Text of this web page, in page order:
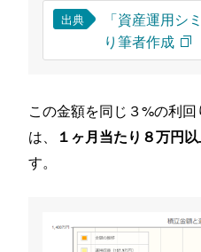
出典
「資産運用シ
り筆者作成
この金額を同じ３%の利
は、
１ヶ月当たり８万円
す。